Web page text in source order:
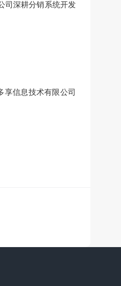
司深耕分销系统开发
享信息技术有限公司